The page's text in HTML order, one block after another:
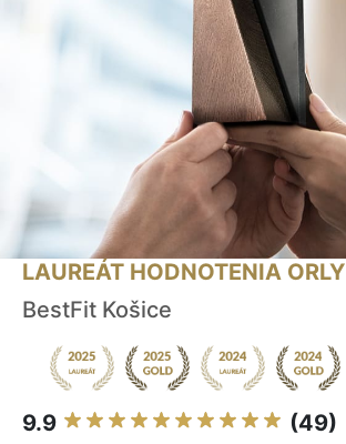
LAUREÁT HODNOTENIA ORLY
BestFit Košice
9.9 (49)